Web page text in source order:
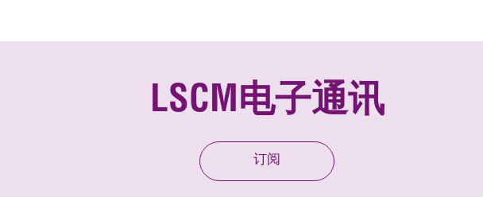
LSCM电子通讯
订阅